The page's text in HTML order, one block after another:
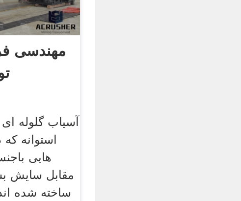
مهندسی
آسیاب گلوله ای
استوانه
هایی
مقابل سایش
ساخته شده